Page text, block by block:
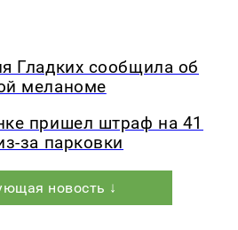
Гладких сообщила об
меланоме
пришел штраф на 41
за парковки
новость ↓